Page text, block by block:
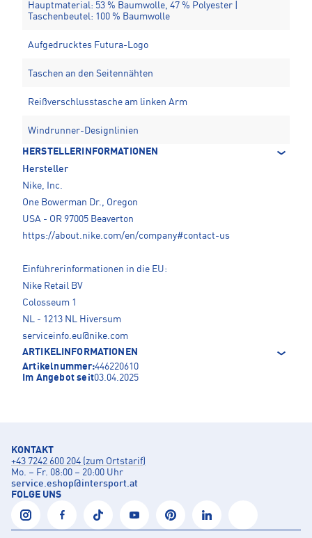
Hauptmaterial: 53 % Baumwolle, 47 % Polyester |
Taschenbeutel: 100 % Baumwolle
Aufgedrucktes Futura-Logo
Taschen an den Seitennähten
Reißverschlusstasche am linken Arm
Windrunner-Designlinien
HERSTELLERINFORMATIONEN
Hersteller
Nike, Inc.
One Bowerman Dr., Oregon
USA - OR 97005 Beaverton
https://about.nike.com/en/company#contact-us
Einführerinformationen in die EU:
Nike Retail BV
Colosseum 1
NL - 1213 NL Hiversum
serviceinfo.eu@nike.com
ARTIKELINFORMATIONEN
Artikelnummer:446220610
Im Angebot seit03.04.2025
KONTAKT
+43 7242 600 204 (zum Ortstarif)
Mo. – Fr. 08:00 – 20:00 Uhr
service.eshop@intersport.at
FOLGE UNS